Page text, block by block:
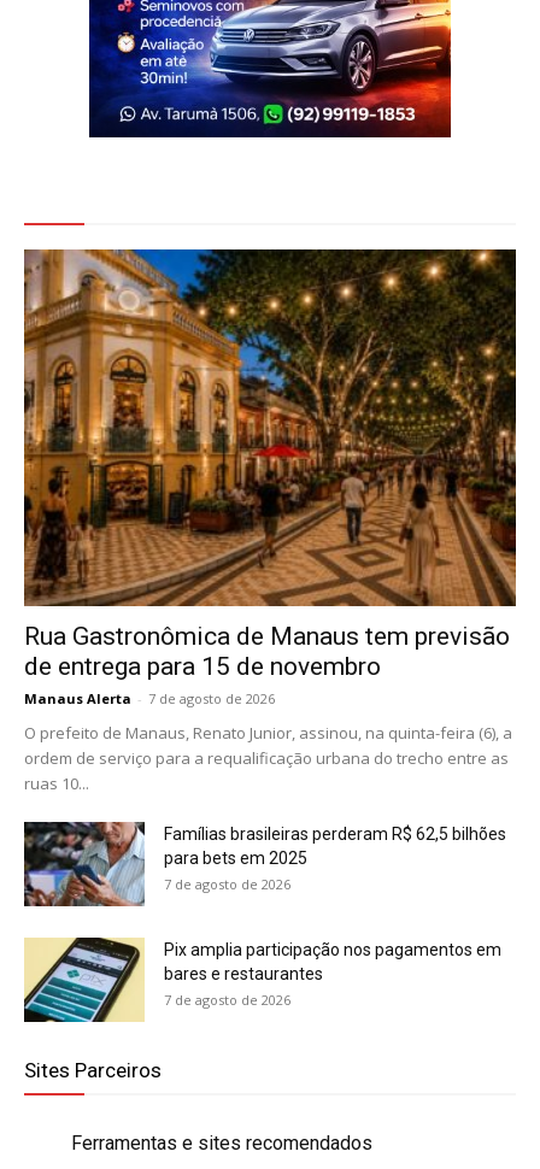
Rua Gastronômica de Manaus tem previsão
de entrega para 15 de novembro
Manaus Alerta - 7 de agosto de 2026
O prefeito de Manaus, Renato Junior, assinou, na quinta-feira (6), a
ordem de serviço para a requalificação urbana do trecho entre as
ruas 10...
Famílias brasileiras perderam R$ 62,5 bilhões
para bets em 2025
7 de agosto de 2026
Pix amplia participação nos pagamentos em
bares e restaurantes
7 de agosto de 2026
Sites Parceiros
Ferramentas e sites recomendados